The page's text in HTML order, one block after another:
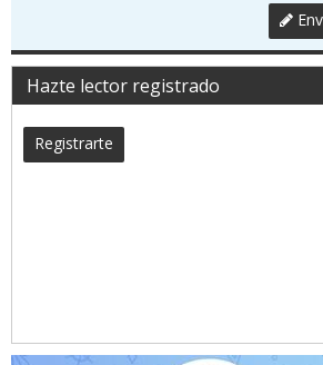
Hazte lector registrado
Registrarte